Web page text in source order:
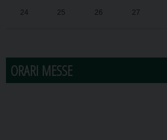
24 25 26 27
ORARI MESSE